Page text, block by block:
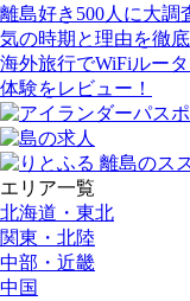
離島好き500人に大調
気の時期と理由を徹
海外旅行でWiFiルー
体験をレビュー！
エリア一覧
北海道・東北
関東・北陸
中部・近畿
中国